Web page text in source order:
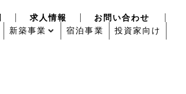
求人情報
お問い合わせ
新築事業 宿泊事業 投資家向け